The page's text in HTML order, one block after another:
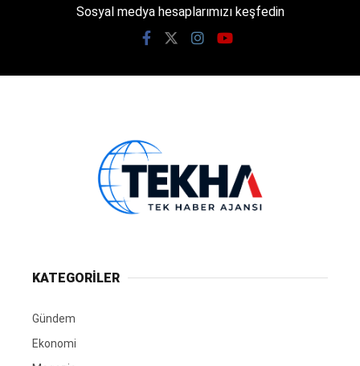
Sosyal medya hesaplarımızı keşfedin
KATEGORİLER
Gündem
Ekonomi